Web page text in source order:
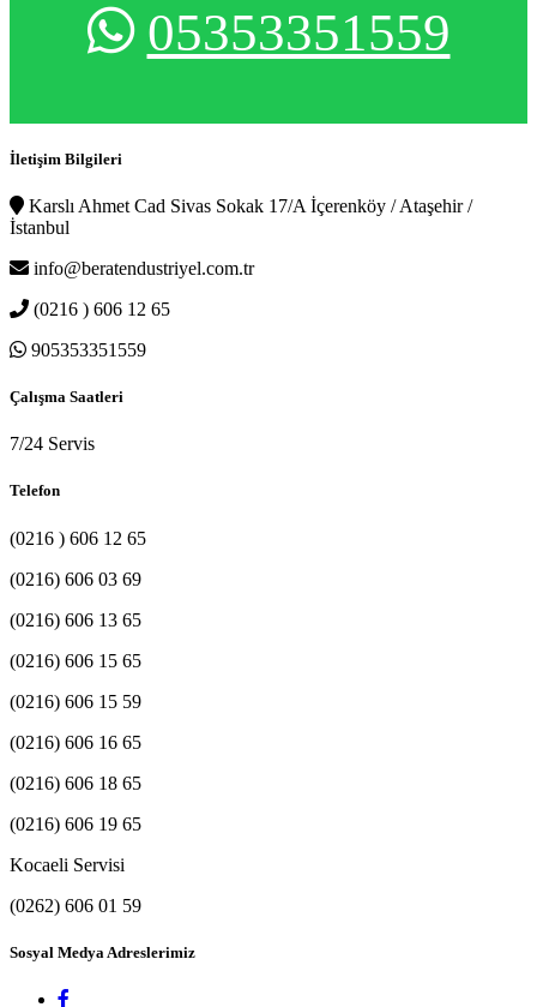
05353351559
İletişim Bilgileri
Karslı Ahmet Cad Sivas Sokak 17/A İçerenköy / Ataşehir /
İstanbul
info@beratendustriyel.com.tr
(0216 ) 606 12 65
905353351559
Çalışma Saatleri
7/24 Servis
Telefon
(0216 ) 606 12 65
(0216) 606 03 69
(0216) 606 13 65
(0216) 606 15 65
(0216) 606 15 59
(0216) 606 16 65
(0216) 606 18 65
(0216) 606 19 65
Kocaeli Servisi
(0262) 606 01 59
Sosyal Medya Adreslerimiz